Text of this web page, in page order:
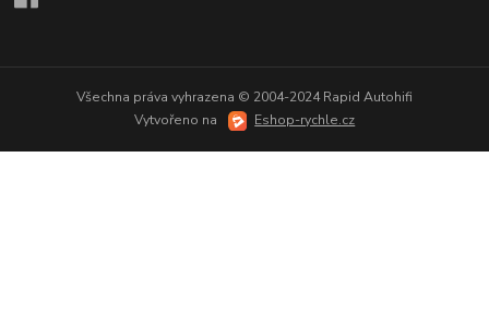
Všechna práva vyhrazena © 2004-2024 Rapid Autohifi
Vytvořeno na
Eshop-rychle.cz